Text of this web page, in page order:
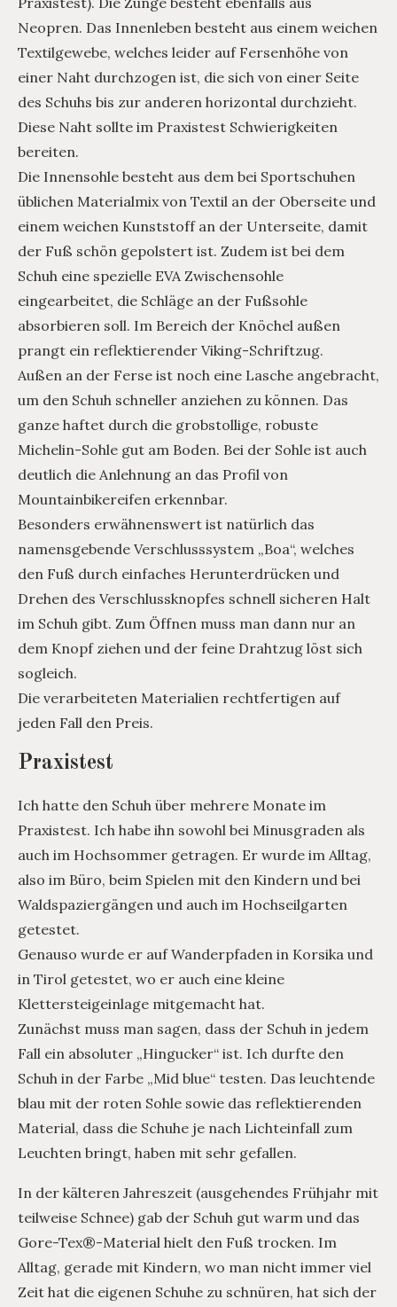
Neopren. Das Innenleben besteht aus einem weichen
Textilgewebe, welches leider auf Fersenhöhe von
einer Naht durchzogen ist, die sich von einer Seite
des Schuhs bis zur anderen horizontal durchzieht.
Diese Naht sollte im Praxistest Schwierigkeiten
bereiten.
Die Innensohle besteht aus dem bei Sportschuhen
üblichen Materialmix von Textil an der Oberseite und
einem weichen Kunststoff an der Unterseite, damit
der Fuß schön gepolstert ist. Zudem ist bei dem
Schuh eine spezielle EVA Zwischensohle
eingearbeitet, die Schläge an der Fußsohle
absorbieren soll. Im Bereich der Knöchel außen
prangt ein reflektierender Viking-Schriftzug.
Außen an der Ferse ist noch eine Lasche angebracht,
um den Schuh schneller anziehen zu können. Das
ganze haftet durch die grobstollige, robuste
Michelin-Sohle gut am Boden. Bei der Sohle ist auch
deutlich die Anlehnung an das Profil von
Mountainbikereifen erkennbar.
Besonders erwähnenswert ist natürlich das
namensgebende Verschlusssystem „Boa“, welches
den Fuß durch einfaches Herunterdrücken und
Drehen des Verschlussknopfes schnell sicheren Halt
im Schuh gibt. Zum Öffnen muss man dann nur an
dem Knopf ziehen und der feine Drahtzug löst sich
sogleich.
Die verarbeiteten Materialien rechtfertigen auf
jeden Fall den Preis.
Praxistest
Ich hatte den Schuh über mehrere Monate im
Praxistest. Ich habe ihn sowohl bei Minusgraden als
auch im Hochsommer getragen. Er wurde im Alltag,
also im Büro, beim Spielen mit den Kindern und bei
Waldspaziergängen und auch im Hochseilgarten
getestet.
Genauso wurde er auf Wanderpfaden in Korsika und
in Tirol getestet, wo er auch eine kleine
Klettersteigeinlage mitgemacht hat.
Zunächst muss man sagen, dass der Schuh in jedem
Fall ein absoluter „Hingucker“ ist. Ich durfte den
Schuh in der Farbe „Mid blue“ testen. Das leuchtende
blau mit der roten Sohle sowie das reflektierenden
Material, dass die Schuhe je nach Lichteinfall zum
Leuchten bringt, haben mit sehr gefallen.
In der kälteren Jahreszeit (ausgehendes Frühjahr mit
teilweise Schnee) gab der Schuh gut warm und das
Gore-Tex®-Material hielt den Fuß trocken. Im
Alltag, gerade mit Kindern, wo man nicht immer viel
Zeit hat die eigenen Schuhe zu schnüren, hat sich der